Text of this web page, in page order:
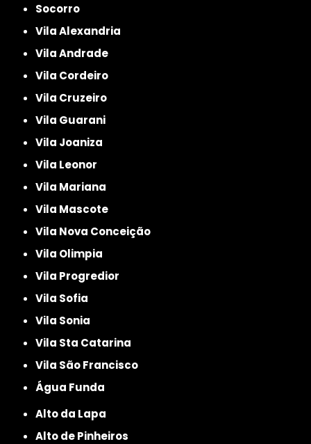
Socorro
Vila Alexandria
Vila Andrade
Vila Cordeiro
Vila Cruzeiro
Vila Guarani
Vila Joaniza
Vila Leonor
Vila Mariana
Vila Mascote
Vila Nova Conceição
Vila Olimpia
Vila Progredior
Vila Sofia
Vila Sonia
Vila Sta Catarina
Vila São Francisco
Água Funda
Alto da Lapa
Alto de Pinheiros